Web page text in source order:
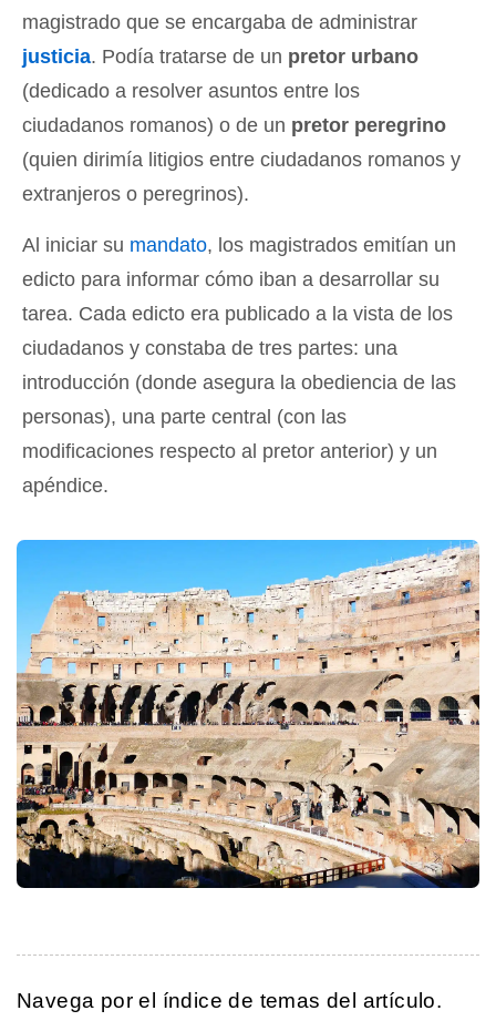
magistrado que se encargaba de administrar
justicia. Podía tratarse de un pretor urbano
(dedicado a resolver asuntos entre los
ciudadanos romanos) o de un pretor peregrino
(quien dirimía litigios entre ciudadanos romanos y
extranjeros o peregrinos).
Al iniciar su mandato, los magistrados emitían un
edicto para informar cómo iban a desarrollar su
tarea. Cada edicto era publicado a la vista de los
ciudadanos y constaba de tres partes: una
introducción (donde asegura la obediencia de las
personas), una parte central (con las
modificaciones respecto al pretor anterior) y un
apéndice.
Navega por el índice de temas del artículo.